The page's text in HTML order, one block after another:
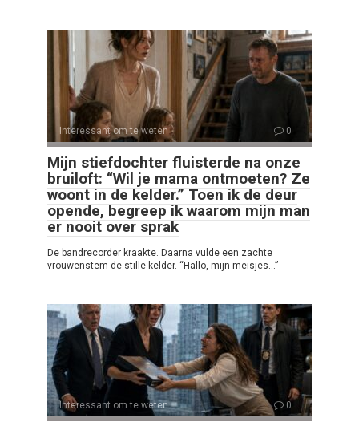
Interessant om te weten 0
Mijn stiefdochter fluisterde na onze
bruiloft: “Wil je mama ontmoeten? Ze
woont in de kelder.” Toen ik de deur
opende, begreep ik waarom mijn man
er nooit over sprak
De bandrecorder kraakte. Daarna vulde een zachte
vrouwenstem de stille kelder. “Hallo, mijn meisjes…”
Interessant om te weten 0